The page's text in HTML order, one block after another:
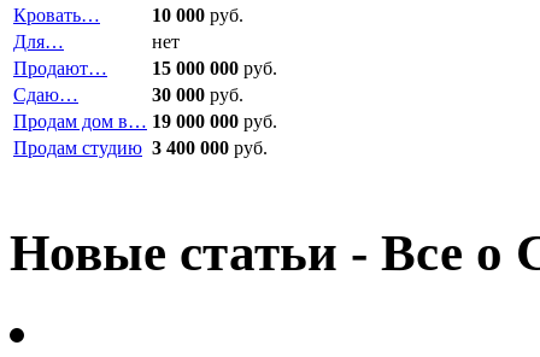
Кровать…
10 000 руб.
Для…
нет
Продают…
15 000 000 руб.
Сдаю…
30 000 руб.
Продам дом в… 19 000 000 руб.
Продам студию 3 400 000 руб.
Новые статьи - Все о